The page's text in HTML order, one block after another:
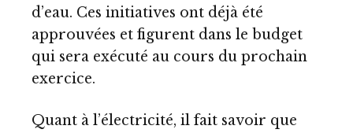
d’eau. Ces initiatives ont déjà été
approuvées et figurent dans le budget
qui sera exécuté au cours du prochain
exercice.
Quant à l’électricité, il fait savoir que